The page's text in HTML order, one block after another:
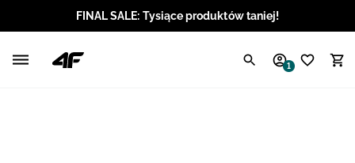
FINAL SALE: Tysiące produktów taniej!
1